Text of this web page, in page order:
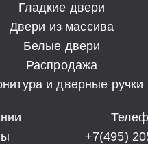
Гладкие двери
Двери из массива
Белые двери
Распродажа
и дверные ручки
+7(495)